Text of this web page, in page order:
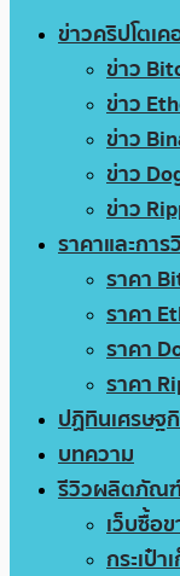
ข่าวคริปโตเค
ข่าว
ข่าว
ข่าว
ข่าว
ข่าว
ราคาและการ
ราคา
ราคา
ราคา
ราคา
ปฏิทินเศรษฐ
บทความ
รีวิวผลิตภัณ
เว็บซื้อ
กระเป๋